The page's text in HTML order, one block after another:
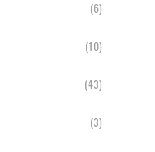
(6)
(10)
(43)
(3)